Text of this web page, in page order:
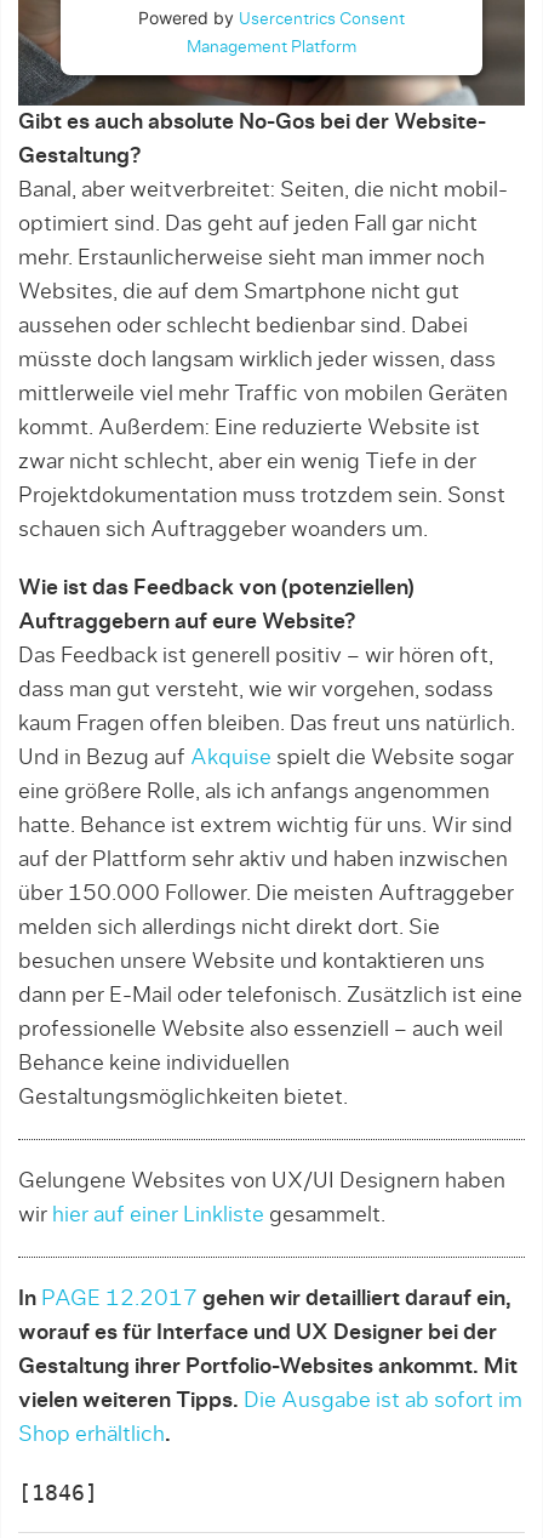
Powered by Usercentrics Consent
Management Platform
Gibt es auch absolute No-Gos bei der Website-
Gestaltung?
Banal, aber weitverbreitet: Seiten, die nicht mobil-
optimiert sind. Das geht auf jeden Fall gar nicht
mehr. Erstaunlicherweise sieht man immer noch
Websites, die auf dem Smartphone nicht gut
aussehen oder schlecht bedienbar sind. Dabei
müsste doch langsam wirklich jeder wissen, dass
mittlerweile viel mehr Traffic von mobilen Geräten
kommt. Außerdem: Eine reduzierte Website ist
zwar nicht schlecht, aber ein wenig Tiefe in der
Projektdokumentation muss trotzdem sein. Sonst
schauen sich Auftraggeber woanders um.
Wie ist das Feedback von (potenziellen)
Auftraggebern auf eure Website?
Das Feedback ist generell positiv – wir hören oft,
dass man gut versteht, wie wir vorgehen, sodass
kaum Fragen offen bleiben. Das freut uns natürlich.
Und in Bezug auf Akquise spielt die Website sogar
eine größere Rolle, als ich anfangs angenommen
hatte. Behance ist extrem wichtig für uns. Wir sind
auf der Plattform sehr aktiv und haben inzwischen
über 150.000 Follower. Die meisten Auftraggeber
melden sich allerdings nicht direkt dort. Sie
besuchen unsere Website und kontaktieren uns
dann per E-Mail oder telefonisch. Zusätzlich ist eine
professionelle Website also essenziell – auch weil
Behance keine individuellen
Gestaltungsmöglichkeiten bietet.
Gelungene Websites von UX/UI Designern haben
wir hier auf einer Linkliste gesammelt.
In PAGE 12.2017 gehen wir detailliert darauf ein,
worauf es für Interface und UX Designer bei der
Gestaltung ihrer Portfolio-Websites ankommt. Mit
vielen weiteren Tipps. Die Ausgabe ist ab sofort im
Shop erhältlich.
[1846]